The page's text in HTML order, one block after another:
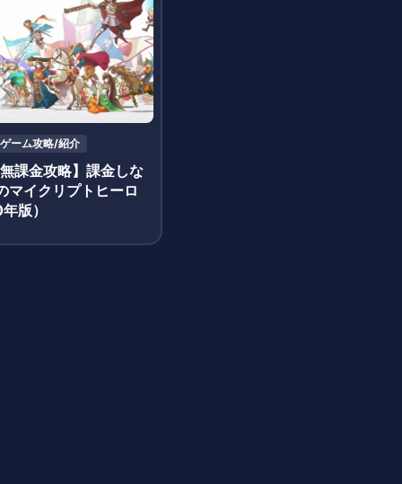
ゲーム攻略/紹介
課金攻略】課金しな
マイクリプトヒーロ
版）